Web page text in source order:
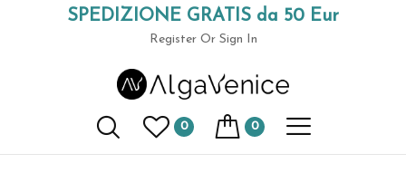
SPEDIZIONE GRATIS da 50 Eur
Register Or Sign In
(+39) 049 9789591
0 0
culture biologique Spiruline, sport et acides aminés